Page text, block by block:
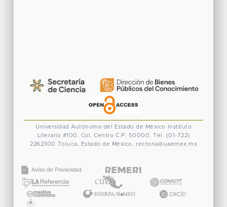
Universidad Autónoma del Estado de México
Instituto
Literario #100. Col. Centro C.P. 50000. Tel. (01-722)
2262300
Toluca, Estado de México. rectoria@uaemex.mx